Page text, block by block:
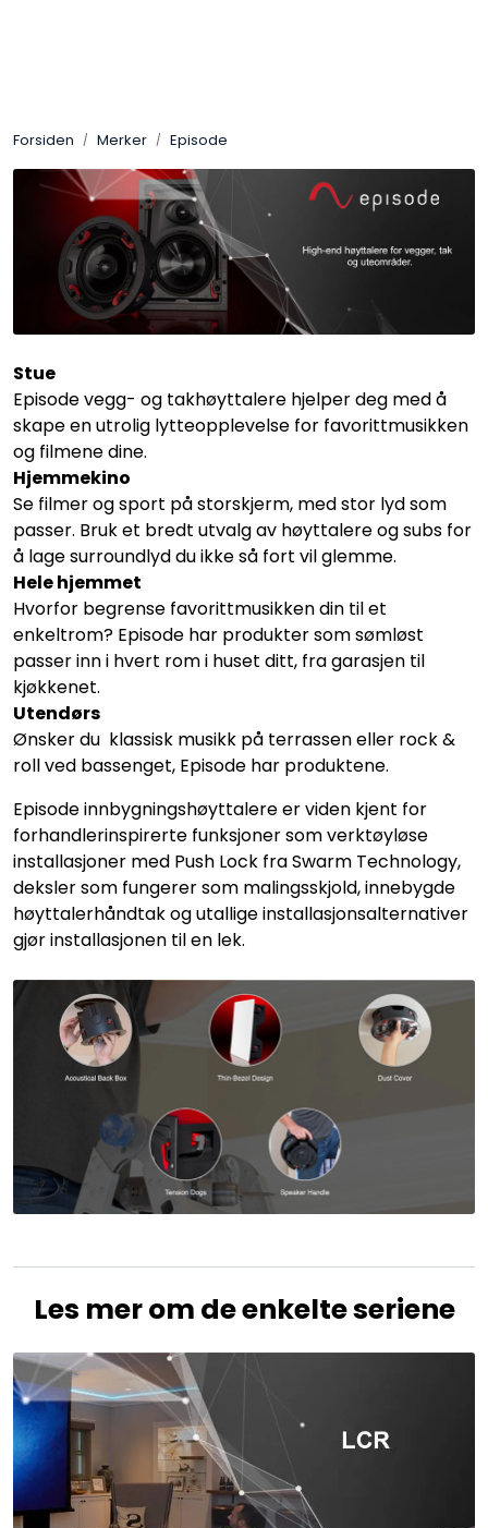
Forsiden Merker Episode
Stue
Episode vegg- og takhøyttalere hjelper deg med å
skape en utrolig lytteopplevelse for favorittmusikken
og filmene dine.
Hjemmekino
Se filmer og sport på storskjerm, med stor lyd som
passer. Bruk et bredt utvalg av høyttalere og subs for
å lage surroundlyd du ikke så fort vil glemme.
Hele hjemmet
Hvorfor begrense favorittmusikken din til et
enkeltrom? Episode har produkter som sømløst
passer inn i hvert rom i huset ditt, fra garasjen til
kjøkkenet.
Utendørs
Ønsker du klassisk musikk på terrassen eller rock &
roll ved bassenget, Episode har produktene.
Episode innbygningshøyttalere er viden kjent for
forhandlerinspirerte funksjoner som verktøyløse
installasjoner med Push Lock fra Swarm Technology,
deksler som fungerer som malingsskjold, innebygde
høyttalerhåndtak og utallige installasjonsalternativer
gjør installasjonen til en lek.
Les mer om de enkelte seriene
SONOS
Smarthus
Stereo
Høyttalere
Kabler
Nettverk
Tilbehør
Merker